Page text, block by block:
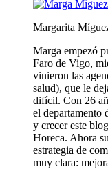
Margarita
Marga empezó
Faro de Vigo,
vinieron las
salud), que le
difícil. Con 26
el departamento
y crecer este
Horeca. Ahora
estrategia de
muy clara: